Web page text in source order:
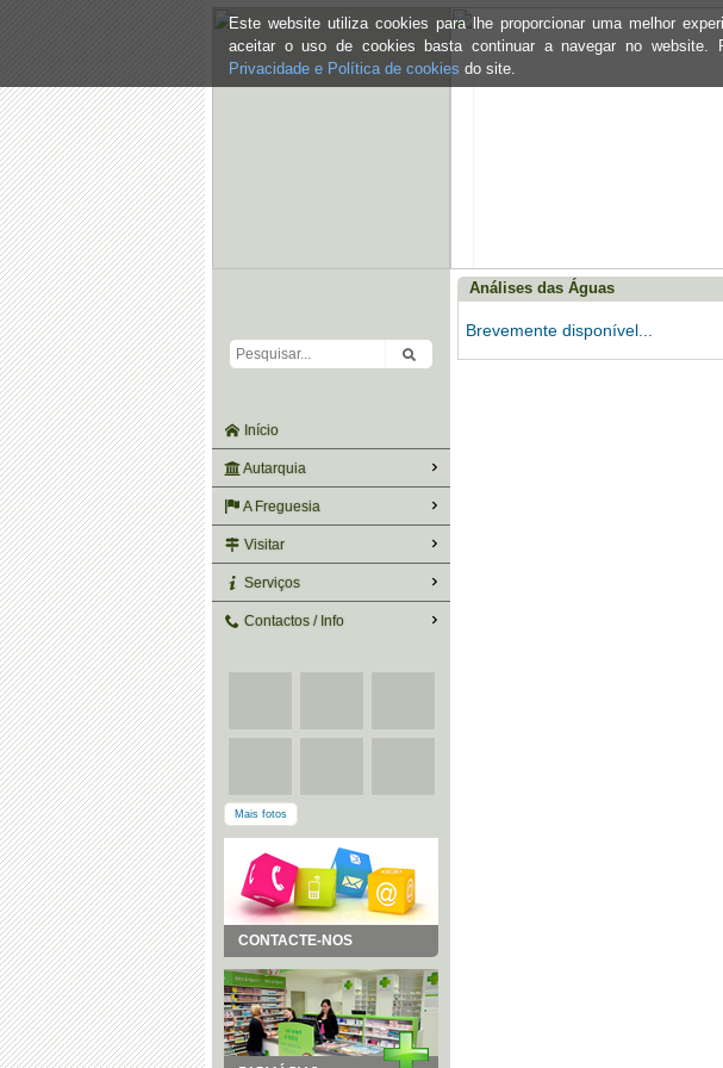
Este website utiliza cookies para lhe proporcionar uma melhor
aceitar o uso de cookies basta continuar a navegar no website.
Privacidade e Política de cookies do site.
Início
Autarquia
A Freguesia
Visitar
Serviços
Contactos / Info
Mais fotos
CONTACTE-NOS
Análises das Águas
Brevemente disponível...